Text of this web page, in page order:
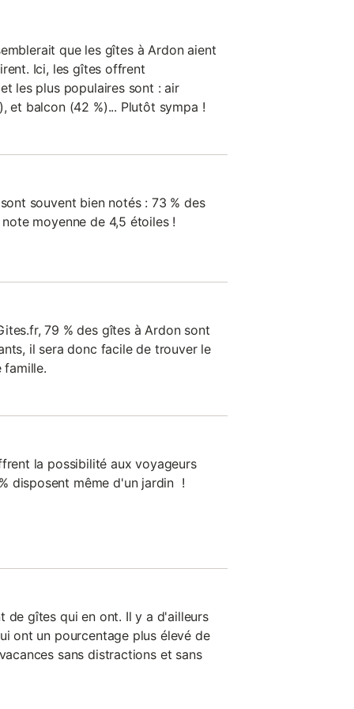
que les gîtes à Ardon aient
Ici, les gîtes offrent
les plus populaires sont : air
et balcon (42 %)... Plutôt sympa !
souvent bien notés : 73 % des
moyenne de 4,5 étoiles !
79 % des gîtes à Ardon sont
il sera donc facile de trouver le
la possibilité aux voyageurs
disposent même d'un jardin !
de gîtes qui en ont. Il y a d'ailleurs
ont un pourcentage plus élevé de
sans distractions et sans